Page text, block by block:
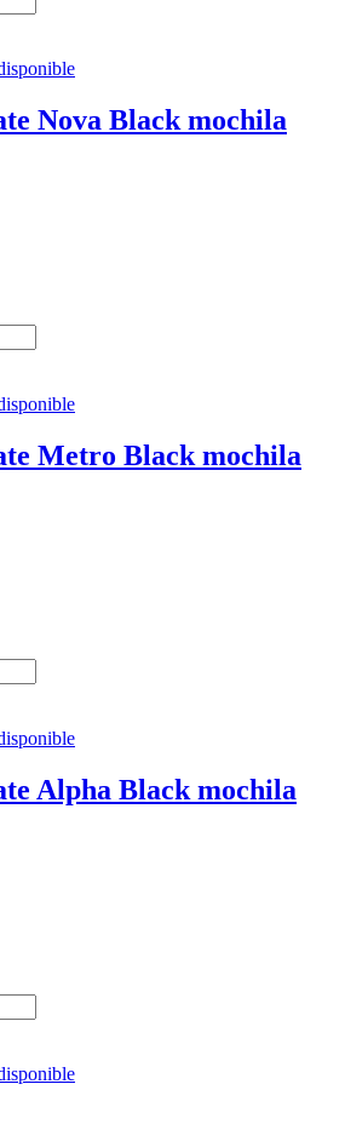
Nova Black mochila
Metro Black mochila
Alpha Black mochila